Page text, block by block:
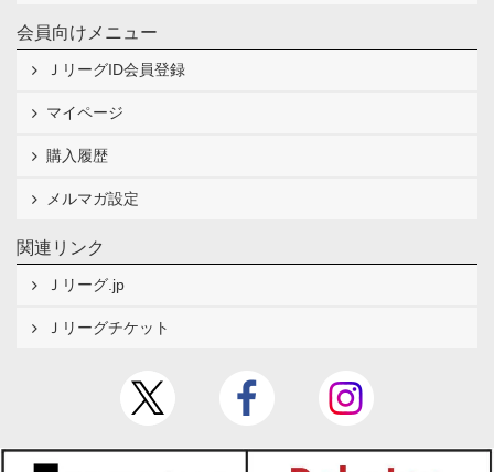
会員向けメニュー
ＪリーグID会員登録
マイページ
購入履歴
メルマガ設定
関連リンク
Ｊリーグ.jp
Ｊリーグチケット